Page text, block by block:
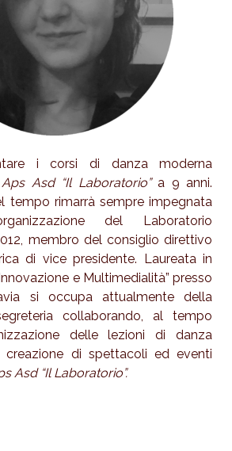
i corsi di danza moderna
Aps Asd “Il Laboratorio”a 9 anni.
tempo rimarrà sempre impegnata
del Laboratorio
membro del consiglio direttivo
di vice presidente. Laureata in
e Multimedialità” presso
si occupa attualmente della
collaborando, al tempo
delle lezioni di danza
creazione di spettacoli ed eventi
Asd “Il Laboratorio”.